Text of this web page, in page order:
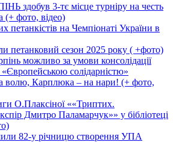
здобув 3-тє місце турніру на честь
(+ фото, відео)
петанкістів на Чемпіонаті України в
петанковий сезон 2025 року ( +фото)
можливо за умови консолідації
солідарністю»
волю, Карплюка – на нари! (+ фото,
О.Плаксіної ««Триптих.
Дмитро Паламарчук»» у бібліотеці
82-у річницю створення УПА